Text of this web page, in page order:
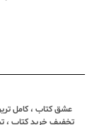
عشق کتاب ، کامل
تخفیف خرید کتاب ،